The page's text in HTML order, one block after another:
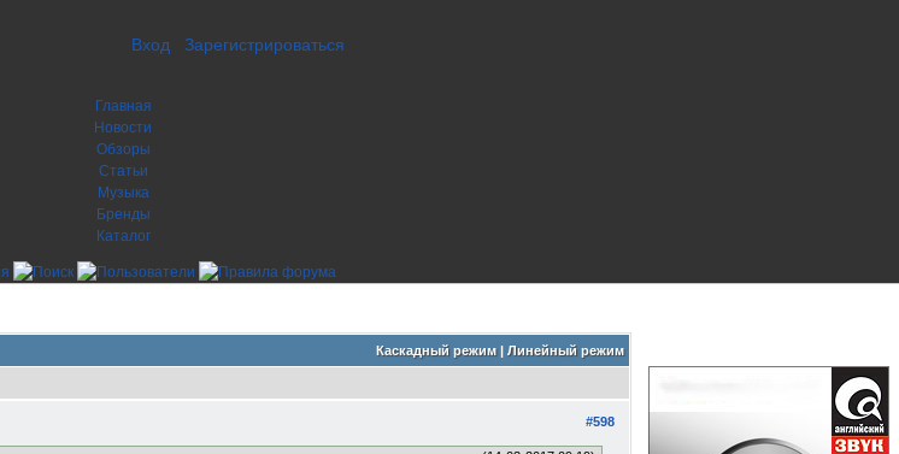
Вход Зарегистрироваться
Главная
Новости
Обзоры
Статьи
Музыка
Бренды
Каталог
Каскадный режим| Линейный режим
#598